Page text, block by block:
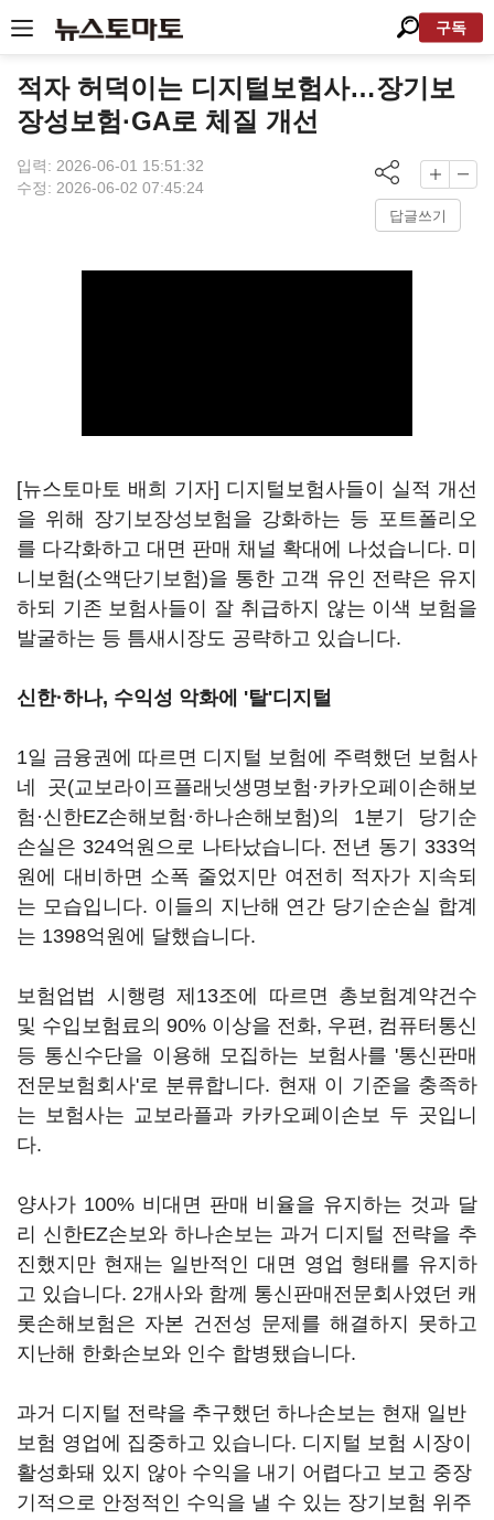
구독
적자 허덕이는 디지털보험사…장기보
장성보험·GA로 체질 개선
입력: 2026-06-01 15:51:32
수정: 2026-06-02 07:45:24
답글쓰기
[뉴스토마토 배희 기자] 디지털보험사들이 실적 개선
을 위해 장기보장성보험을 강화하는 등 포트폴리오
를 다각화하고 대면 판매 채널 확대에 나섰습니다. 미
니보험(소액단기보험)을 통한 고객 유인 전략은 유지
하되 기존 보험사들이 잘 취급하지 않는 이색 보험을
발굴하는 등 틈새시장도 공략하고 있습니다.
신한·하나, 수익성 악화에 '탈'디지털
1일 금융권에 따르면 디지털 보험에 주력했던 보험사
네 곳(교보라이프플래닛생명보험·카카오페이손해보
험·신한EZ손해보험·하나손해보험)의 1분기 당기순
손실은 324억원으로 나타났습니다. 전년 동기 333억
원에 대비하면 소폭 줄었지만 여전히 적자가 지속되
는 모습입니다. 이들의 지난해 연간 당기순손실 합계
는 1398억원에 달했습니다.
보험업법 시행령 제13조에 따르면 총보험계약건수
및 수입보험료의 90% 이상을 전화, 우편, 컴퓨터통신
등 통신수단을 이용해 모집하는 보험사를 '통신판매
전문보험회사'로 분류합니다. 현재 이 기준을 충족하
는 보험사는 교보라플과 카카오페이손보 두 곳입니
다.
양사가 100% 비대면 판매 비율을 유지하는 것과 달
리 신한EZ손보와 하나손보는 과거 디지털 전략을 추
진했지만 현재는 일반적인 대면 영업 형태를 유지하
고 있습니다. 2개사와 함께 통신판매전문회사였던 캐
롯손해보험은 자본 건전성 문제를 해결하지 못하고
지난해 한화손보와 인수 합병됐습니다.
과거 디지털 전략을 추구했던 하나손보는 현재 일반
보험 영업에 집중하고 있습니다. 디지털 보험 시장이
활성화돼 있지 않아 수익을 내기 어렵다고 보고 중장
기적으로 안정적인 수익을 낼 수 있는 장기보험 위주